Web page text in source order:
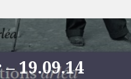
19.09.14